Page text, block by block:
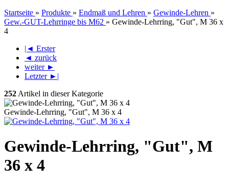
Startseite » Produkte » Endmaß und Lehren » Gewinde-Lehren »
Gew.-GUT-Lehrringe bis M62 » Gewinde-Lehrring, "Gut", M 36 x
4
|◄ Erster
◄ zurück
weiter ►
Letzter ►|
252 Artikel in dieser Kategorie
Gewinde-Lehrring, "Gut", M 36 x 4
Gewinde-Lehrring, "Gut", M
36 x 4